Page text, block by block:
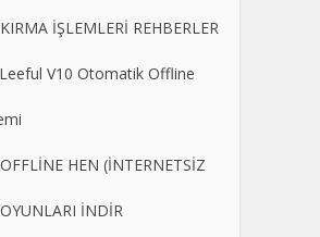
İŞLEMLERİ REHBERLER
V10 Otomatik Offline
HEN (İNTERNETSİZ
İNDİR